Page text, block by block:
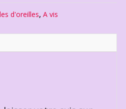
d'oreilles, A vis